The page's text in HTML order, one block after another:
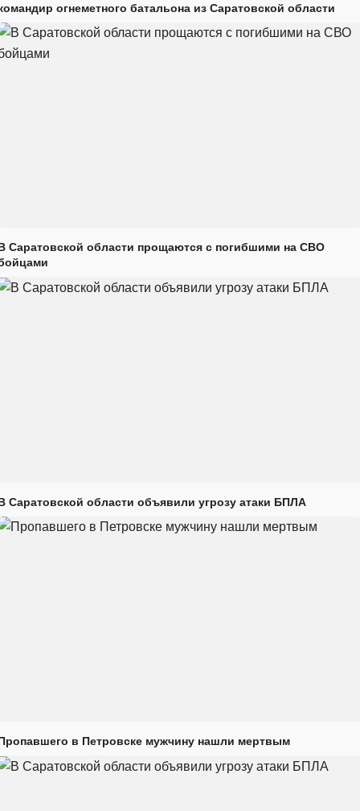
огнеметного батальона из Саратовской области
Саратовской области прощаются с погибшими на СВО
Саратовской области объявили угрозу атаки БПЛА
в Петровске мужчину нашли мертвым